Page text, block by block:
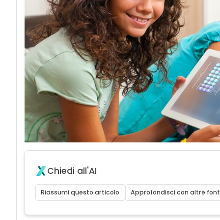
Chiedi all'AI
Riassumi questo articolo Approfondisci con altre